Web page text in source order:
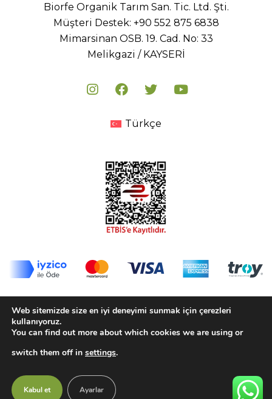
Biorfe Organik Tarım San. Tic. Ltd. Şti.
Müşteri Destek: +90 552 875 6838
Mimarsinan OSB. 19. Cad. No: 33
Melikgazi / KAYSERİ
Türkçe
© 2020-2025 Biorfe Organik Tarım San. Tic. Ltd. Şti.
Tüm Hakları Saklıdır.
KVKK Aydınlatma Metni
Mesafeli Satış Sözleşmesi
Web sitemizde size en iyi deneyimi sunmak için çerezleri
kullanıyoruz.
You can find out more about which cookies we are using or
switch them off in settings.
Kabul et Ayarlar